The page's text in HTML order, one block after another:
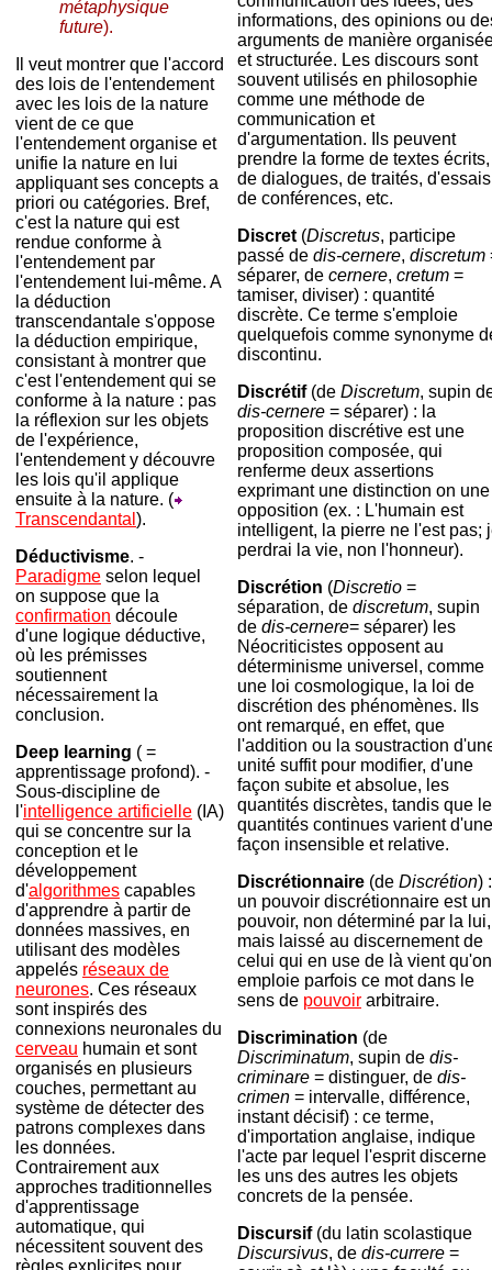
métaphysique
future).
Il veut montrer que l'accord
des lois de l'entendement
avec les lois de la nature
vient de ce que
l'entendement organise et
unifie la nature en lui
appliquant ses concepts a
priori ou catégories. Bref,
c'est la nature qui est
rendue conforme à
l'entendement par
l'entendement lui-même. A
la déduction
transcendantale s'oppose
la déduction empirique,
consistant à montrer que
c'est l'entendement qui se
conforme à la nature : pas
la réflexion sur les objets
de l'expérience,
l'entendement y découvre
les lois qu'il applique
ensuite à la nature. (
Transcendantal ).
Déductivisme. -
Paradigme selon lequel
on suppose que la
confirmation découle
d'une logique déductive,
où les prémisses
soutiennent
nécessairement la
conclusion.
Deep learning ( =
apprentissage profond). -
Sous-discipline de
l'intelligence artificielle (IA)
qui se concentre sur la
conception et le
développement
d'algorithmes capables
d'apprendre à partir de
données massives, en
utilisant des modèles
appelés réseaux de
neurones. Ces réseaux
sont inspirés des
connexions neuronales du
cerveau humain et sont
organisés en plusieurs
couches, permettant au
système de détecter des
patrons complexes dans
les données.
Contrairement aux
approches traditionnelles
d'apprentissage
automatique, qui
nécessitent souvent des
informations, des opinions ou
arguments de manière
et structurée. Les discours sont
souvent utilisés en philosophie
comme une méthode de
communication et
d'argumentation. Ils peuvent
prendre la forme de textes écrits,
de dialogues, de traités,
de conférences, etc.
Discret (Discretus, participe
passé de dis-cernere, discretum
séparer, de cernere, cretum =
tamiser, diviser) : quantité
discrète. Ce terme s'emploie
quelquefois comme synonyme
discontinu.
Discrétif(de Discretum, supin
dis-cernere = séparer) : la
proposition discrétive est une
proposition composée, qui
renferme deux assertions
exprimant une distinction on une
opposition (ex. : L'humain est
intelligent, la pierre ne l'est pas;
perdrai la vie, non l'honneur).
Discrétion (Discretio =
séparation, de discretum, supin
de dis-cernere= séparer) les
Néocriticistes opposent au
déterminisme universel, comme
une loi cosmologique, la loi de
discrétion des phénomènes. Ils
ont remarqué, en effet, que
l'addition ou la soustraction
unité suffit pour modifier, d'une
façon subite et absolue, les
quantités discrètes, tandis que
quantités continues varient d'une
façon insensible et relative.
Discrétionnaire (de Discrétion) :
un pouvoir discrétionnaire est un
pouvoir, non déterminé par la lui,
mais laissé au discernement de
celui qui en use de là vient qu'on
emploie parfois ce mot dans le
sens de pouvoir arbitraire.
Discrimination (de
Discriminatum, supin de dis-
criminare = distinguer, de dis-
crimen = intervalle, différence,
instant décisif) : ce terme,
d'importation anglaise, indique
l'acte par lequel l'esprit discerne
les uns des autres les objets
concrets de la pensée.
Discursif(du latin scolastique
Discursivus, de dis-currere =